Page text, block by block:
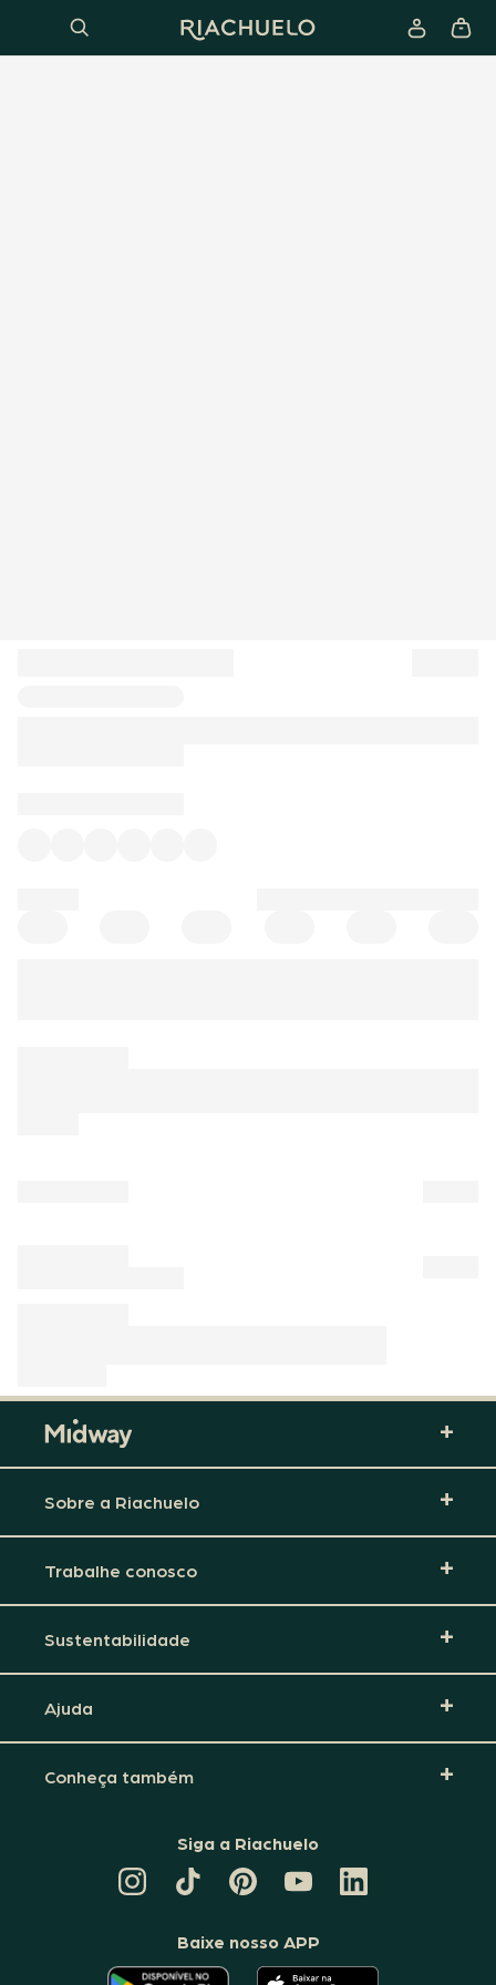
Sobre a Riachuelo
Trabalhe conosco
Sustentabilidade
Ajuda
Conheça também
Siga a Riachuelo
TIKTOK
DA
PINTEREST
DA
CANAL
DA
RIACHUELO
LINKEDIN
DA
Baixe nosso APP
O O